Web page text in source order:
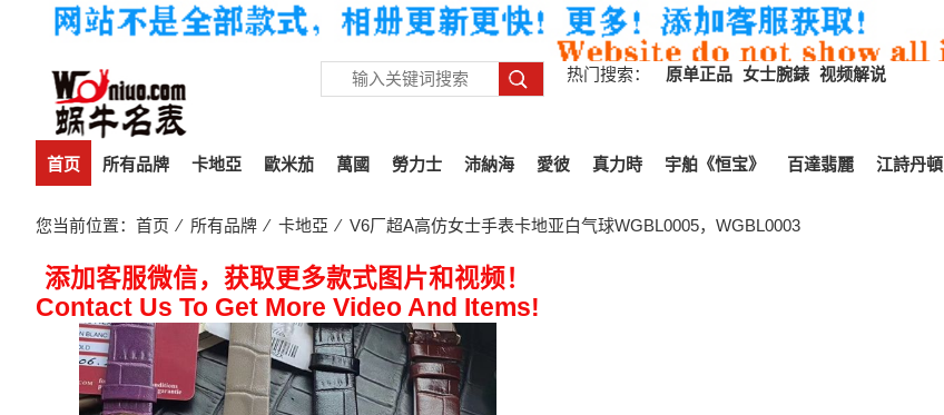
热门搜索： 原单正品 女士腕錶 视频解说
首页 所有品牌 卡地亞 歐米茄 萬國 勞力士 沛納海 愛彼 真力時 宇舶《恒宝》 百達翡麗 江詩丹頓
您当前位置： 首页 ⁄ 所有品牌 ⁄ 卡地亞 ⁄ V6厂超A高仿女士手表卡地亚白气球WGBL0005，WGBL0003
添加客服微信，获取更多款式图片和视频！
Contact Us To Get More Video And Items!